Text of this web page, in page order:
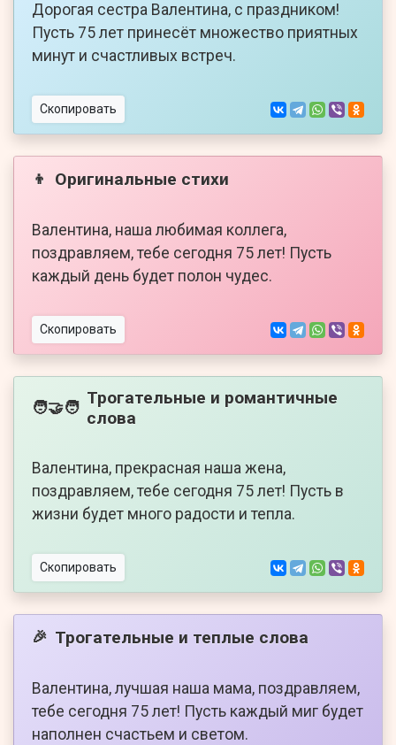
Дорогая сестра Валентина, с праздником!
Пусть 75 лет принесёт множество приятных
минут и счастливых встреч.
Скопировать
👦 Оригинальные стихи
Валентина, наша любимая коллега,
поздравляем, тебе сегодня 75 лет! Пусть
каждый день будет полон чудес.
Скопировать
🧑‍🤝‍🧑 Трогательные и романтичные
слова
Валентина, прекрасная наша жена,
поздравляем, тебе сегодня 75 лет! Пусть в
жизни будет много радости и тепла.
Скопировать
🎉 Трогательные и теплые слова
Валентина, лучшая наша мама, поздравляем,
тебе сегодня 75 лет! Пусть каждый миг будет
наполнен счастьем и светом.